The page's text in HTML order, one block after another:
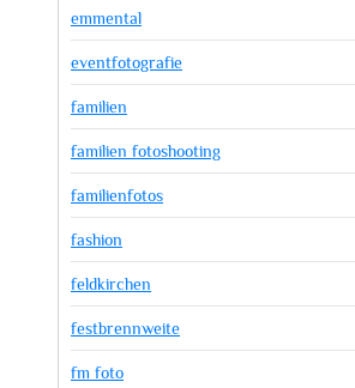
emmental
eventfotografie
familien
familien fotoshooting
familienfotos
fashion
feldkirchen
festbrennweite
fm foto